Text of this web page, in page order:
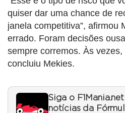
quiser dar uma chance de
janela competitiva”, afirmou
errado. Foram decisões
sempre corremos. Às vezes,
concluiu Mekies.
Siga o
notícias da